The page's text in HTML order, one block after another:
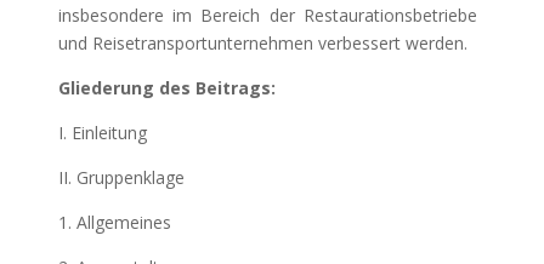
insbesondere im Bereich der Restaurationsbetriebe
und Reisetransportunternehmen verbessert werden.
Gliederung des Beitrags:
I. Einleitung
II. Gruppenklage
1. Allgemeines